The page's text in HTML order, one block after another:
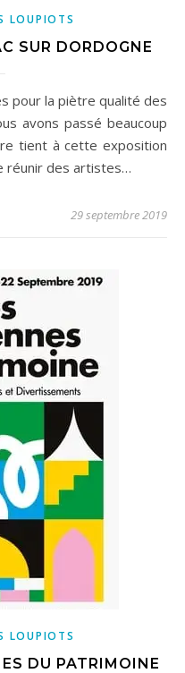
LOUPIOTS
SUR DORDOGNE
avons passé beaucoup
tient à cette exposition
réunir des artistes…
29 septembre 2019
LOUPIOTS
DU PATRIMOINE